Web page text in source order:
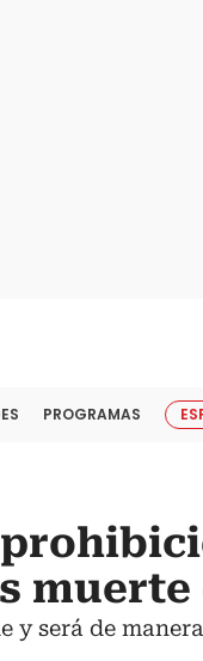
PROGRAMAS
y será de